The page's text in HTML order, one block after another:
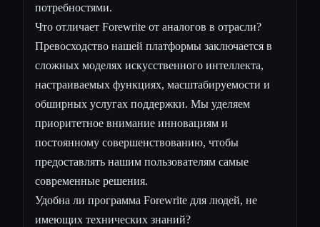
потребностями.
Что отличает Forewrite от аналогов в отрасли?
Превосходство нашей платформы заключается в
сложных моделях искусственного интеллекта,
настраиваемых функциях, масштабируемости и
обширных услугах поддержки. Мы уделяем
приоритетное внимание инновациям и
постоянному совершенствованию, чтобы
предоставлять нашим пользователям самые
современные решения.
Удобна ли программа Forewrite для людей, не
имеющих технических знаний?